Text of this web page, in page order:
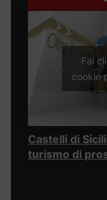
Fai
cookie
Castelli di
turismo di